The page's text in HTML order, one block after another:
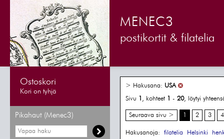
MENEC3
postikortit & filatelia
Ostoskori
Kori on tyhjä
Pikahaut (Menec3)
> Hakusana: USA
Sivu 1 , kohteet 1 - 20, löytyi
Seuraava sivu > 1 2 3 4
Hakusanoja: filatelia Helsinki